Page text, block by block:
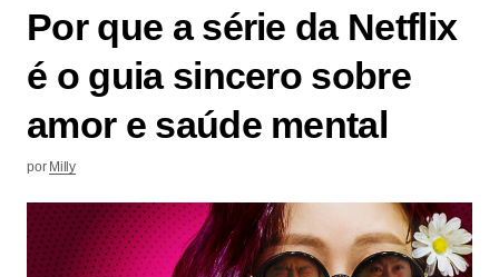
Por que a série da Netflix
é o guia sincero sobre
amor e saúde mental
por Milly